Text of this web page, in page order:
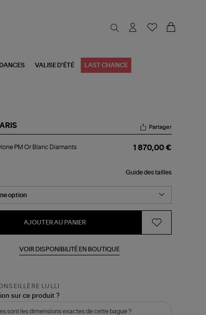
VALISE D'ÉTÉ LAST CHANCE
Partager
PM Or Blanc Diamants 1 870,00 €
Guide des tailles
AJOUTER AU PANIER
VOIR DISPONIBILITÉ EN BOUTIQUE
LULLI
sur ce produit ?
sont les dimensions exactes de cette bague ?